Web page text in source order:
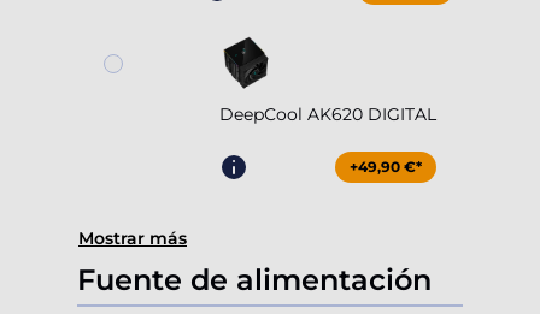
DeepCool AK620 DIGITAL
+49,90 €*
Mostrar más
Fuente de alimentación